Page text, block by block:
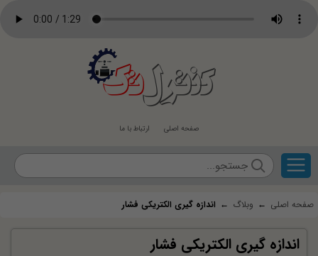
کنترلتک
صفحه اصلی ارتباط با ما
صفحه اصلی ← وبلاگ ← اندازه گیری الکتریکی فشار
اندازه گیری الکتریکی فشار